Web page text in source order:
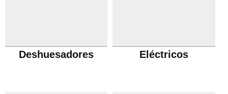
Deshuesadores Eléctricos